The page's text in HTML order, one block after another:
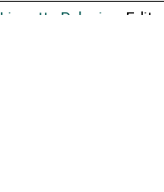
Linnette Palacios,